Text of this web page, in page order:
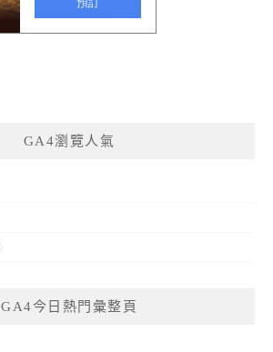
GA4瀏覽人氣
GA4今日熱門彙整頁